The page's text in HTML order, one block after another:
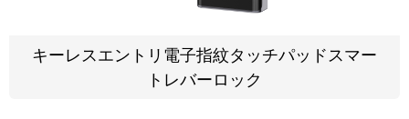
キーレスエントリ電子指紋タッチパッドスマー
トレバーロック